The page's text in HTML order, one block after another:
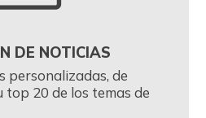
DE NOTICIAS
personalizadas, de
top 20 de los temas de